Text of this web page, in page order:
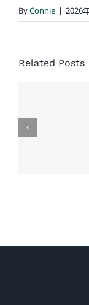
ByConnie | 2026
Related Posts
经典
一场车
案，老